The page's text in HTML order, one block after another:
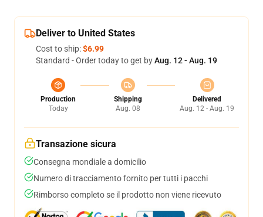
Deliver to United States
Cost to ship:$6.99
Standard - Order today to get byAug. 12 - Aug. 19
Production
Today
Shipping
Aug. 08
Delivered
Aug. 12 - Aug. 19
Transazione sicura
Consegna mondiale a domicilio
Numero di tracciamento fornito per tutti i pacchi
Rimborso completo se il prodotto non viene ricevuto